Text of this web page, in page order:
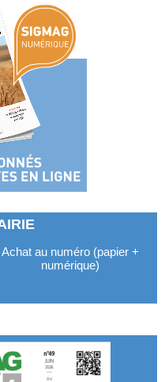
Achat au numéro (papier +
numérique)